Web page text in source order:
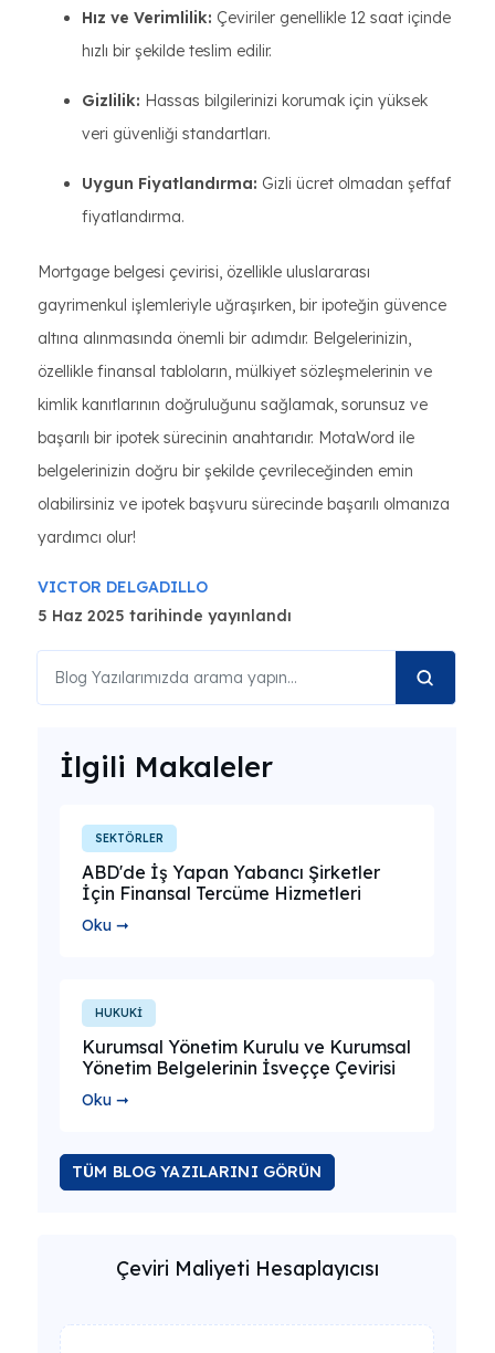
Hız ve Verimlilik: Çeviriler genellikle 12 saat içinde
hızlı bir şekilde teslim edilir.
Gizlilik: Hassas bilgilerinizi korumak için yüksek
veri güvenliği standartları.
Uygun Fiyatlandırma: Gizli ücret olmadan şeffaf
fiyatlandırma.
Mortgage belgesi çevirisi, özellikle uluslararası
gayrimenkul işlemleriyle uğraşırken, bir ipoteğin güvence
altına alınmasında önemli bir adımdır. Belgelerinizin,
özellikle finansal tabloların, mülkiyet sözleşmelerinin ve
kimlik kanıtlarının doğruluğunu sağlamak, sorunsuz ve
başarılı bir ipotek sürecinin anahtarıdır. MotaWord ile
belgelerinizin doğru bir şekilde çevrileceğinden emin
olabilirsiniz ve ipotek başvuru sürecinde başarılı olmanıza
yardımcı olur!
VICTOR DELGADILLO
5 Haz 2025 tarihinde yayınlandı
İlgili Makaleler
SEKTÖRLER
ABD'de İş Yapan Yabancı Şirketler
İçin Finansal Tercüme Hizmetleri
Oku ➞
HUKUKİ
Kurumsal Yönetim Kurulu ve Kurumsal
Yönetim Belgelerinin İsveççe Çevirisi
Oku ➞
TÜM BLOG YAZILARINI GÖRÜN
Çeviri Maliyeti Hesaplayıcısı